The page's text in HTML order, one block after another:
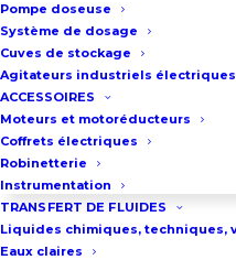
Pompe doseuse
Système de dosage
Cuves de stockage
Agitateurs industriels électriques
ACCESSOIRES
Moteurs et motoréducteurs
Coffrets électriques
Robinetterie
Instrumentation
TRANSFERT DE FLUIDES
Liquides chimiques, techniques,
Eaux claires
multicellulaires
variateurs de
électroniques.
Les pompes
vitesse variable
rentabilité et la
système.